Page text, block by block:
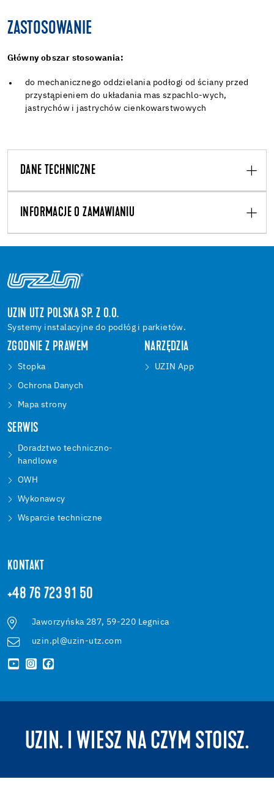
ZASTOSOWANIE
Główny obszar stosowania:
do mechanicznego oddzielania podłogi od ściany przed
przystąpieniem do układania mas szpachlo-wych,
jastrychów i jastrychów cienkowarstwowych
DANE TECHNICZNE
INFORMACJE O ZAMAWIANIU
UZIN UTZ POLSKA SP. Z O.O.
Systemy instalacyjne do podłóg i parkietów.
ZGODNIE Z PRAWEM
Stopka
Ochrona Danych
Mapa strony
NARZĘDZIA
UZIN App
SERWIS
Doradztwo techniczno-
handlowe
OWH
Wykonawcy
Wsparcie techniczne
KONTAKT
+48 76 723 91 50
Jaworzyńska 287, 59-220 Legnica
uzin.pl@uzin-utz.com
UZIN. I WIESZ NA CZYM STOISZ.